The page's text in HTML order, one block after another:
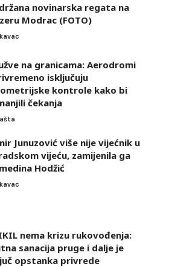
novinarska regata na
Modrac (FOTO)
na granicama: Aerodromi
isključuju
kontrole kako bi
čekanja
Junuzović više nije vijećnik u
vijeću, zamijenila ga
Hodžić
nema krizu rukovođenja:
sanacija pruge i dalje je
opstanka privrede